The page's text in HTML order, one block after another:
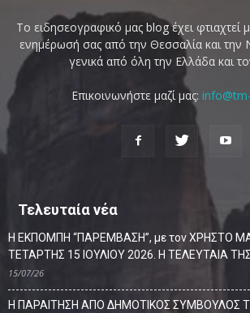
Το ειδησεογραφικό μας blog έχει φτιαχτεί
ενημέρωσή σας από την Θεσσαλία και την
γενικά από όλη την Ελλάδα και
Επικοινωνήστε μαζί μας:
Τελευταία νέα
Η ΕΚΠΟΜΠΗ “ΠΑΡΕΜΒΑΣΗ”, με τον ΧΡΗΣΤΟ
ΤΕΤΑΡΤΗΣ 15 ΙΟΥΛΙΟΥ 2026. Η ΤΕΛΕΥΤΑΙΑ
15/07/26
Η ΠΑΡΑΙΤΗΣΗ ΑΠΟ ΔΗΜΟΤΙΚΟΣ ΣΥΜΒΟΥΛΟΣ